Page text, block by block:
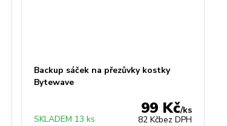
Backup sáček na přezůvky kostky
Bytewave
99 Kč/ks
82 Kčbez DPH
SKLADEM 13 ks